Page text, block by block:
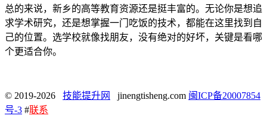
总的来说，新乡的高等教育资源还是挺丰富的。无论你是想追
求学术研究，还是想掌握一门吃饭的技术，都能在这里找到自
己的位置。选学校就像找朋友，没有绝对的好坏，关键是看哪
个更适合你。
© 2019-2026 技能提升网 jinengtisheng.com 闽ICP备20007854
号-3 #联系